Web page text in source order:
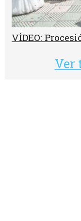
VÍDEO:
Ver